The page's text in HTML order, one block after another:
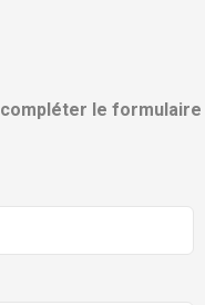
compléter le formulaire